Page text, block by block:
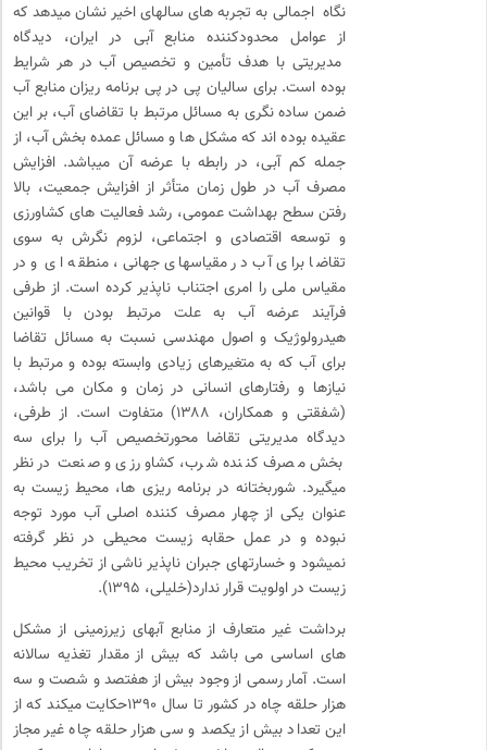
نگاه اجمالی به تجربه های سالهای اخیر نشان میدهد که
از عوامل محدودکننده منابع آبی در ایران، دیدگاه
مدیریتی با هدف تأمین و تخصیص آب در هر شرایط
بوده است. برای سالیان پی در پی برنامه ریزان منابع آب
ضمن ساده نگری به مسائل مرتبط با تقاضای آب، بر این
عقیده بوده اند که مشکل ها و مسائل عمده بخش آب، از
جمله کم آبی، در رابطه با عرضه آن میباشد. افزایش
مصرف آب در طول زمان متأثر از افزایش جمعیت، بالا
رفتن سطح بهداشت عمومی، رشد فعالیت های کشاورزی
و توسعه اقتصادی و اجتماعی، لزوم نگرش به سوی
تقاضا برای آب در مقیاسهای جهانی، منطقه ای و در
مقیاس ملی را امری اجتناب ناپذیر کرده است. از طرفی
فرآیند عرضه آب به علت مرتبط بودن با قوانین
هیدرولوژیک و اصول مهندسی نسبت به مسائل تقاضا
برای آب که به متغیرهای زیادی وابسته بوده و مرتبط با
نیازها و رفتارهای انسانی در زمان و مکان می باشد،
(شفقتی و همکاران، ۱۳۸۸) متفاوت است. از طرفی،
دیدگاه مدیریتی تقاضا محورتخصیص آب را برای سه
بخش مصرف کننده شرب، کشاورزی و صنعت در نظر
میگیرد. شوربختانه در برنامه ریزی ها، محیط زیست به
عنوان یکی از چهار مصرف کننده اصلی آب مورد توجه
نبوده و در عمل حقابه زیست محیطی در نظر گرفته
نمیشود و خسارتهای جبران ناپذیر ناشی از تخریب محیط
زیست در اولویت قرار ندارد(خلیلی، ۱۳۹۵).
برداشت غیر متعارف از منابع آبهای زیرزمینی از مشکل
های اساسی می باشد که بیش از مقدار تغذیه سالانه
است. آمار رسمی از وجود بیش از هفتصد و شصت و سه
هزار حلقه چاه در کشور تا سال ۱۳۹۰حکایت میکند که از
این تعداد بیش از یکصد و سی هزار حلقه چاه غیر مجاز